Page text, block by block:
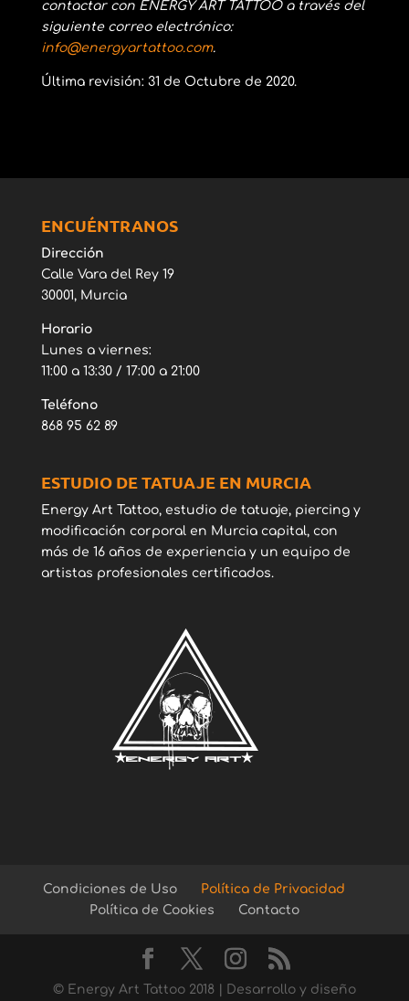
contactar con ENERGY ART TATTOO a través del
siguiente correo electrónico:
info@energyartattoo.com.
Última revisión: 31 de Octubre de 2020.
ENCUÉNTRANOS
Dirección
Calle Vara del Rey 19
30001, Murcia
Horario
Lunes a viernes:
11:00 a 13:30 / 17:00 a 21:00
Teléfono
868 95 62 89
ESTUDIO DE TATUAJE EN MURCIA
Energy Art Tattoo, estudio de tatuaje, piercing y
modificación corporal en Murcia capital, con
más de 16 años de experiencia y un equipo de
artistas profesionales certificados.
Condiciones de Uso
Política de Privacidad
Política de Cookies
Contacto
© Energy Art Tattoo 2018 | Desarrollo y diseño